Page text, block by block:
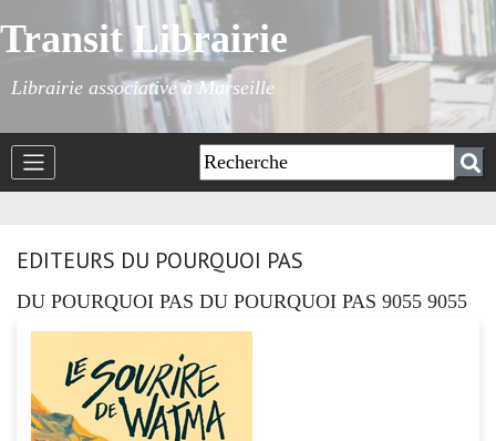
Transit Librairie
Librairie associative à Marseille
EDITEURS DU POURQUOI PAS
DU POURQUOI PAS DU POURQUOI PAS 9055 9055